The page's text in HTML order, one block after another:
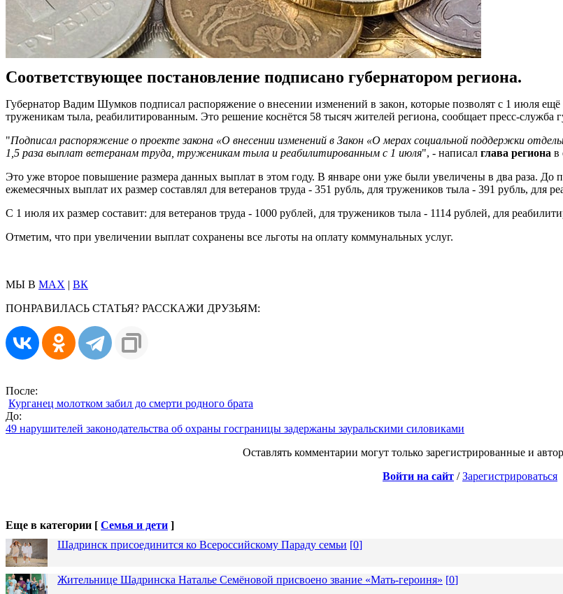
Соответствующее постановление подписано губернатором региона.
Губернатор Вадим Шумков подписал распоряжение о внесении изменений в закон, которые позволят с 1 июля ещё
труженикам тыла, реабилитированным. Это решение коснётся 58 тысяч жителей региона, сообщает пресс-служба
"Подписал распоряжение о проекте закона «О внесении изменений в Закон «О мерах социальной поддержки
1,5 раза выплат ветеранам труда, труженикам тыла и реабилитированным с 1 июля", - написал глава региона в
Это уже второе повышение размера данных выплат в этом году. В январе они уже были увеличены в два раза.
ежемесячных выплат их размер составлял для ветеранов труда - 351 рубль, для тружеников тыла - 391 рубль, для
С 1 июля их размер составит: для ветеранов труда - 1000 рублей, для тружеников тыла - 1114 рублей, для
Отметим, что при увеличении выплат сохранены все льготы на оплату коммунальных услуг.
МЫ В MAX | ВК
ПОНРАВИЛАСЬ СТАТЬЯ? РАССКАЖИ ДРУЗЬЯМ:
После:
Курганец молотком забил до смерти родного брата
До:
49 нарушителей законодательства об охраны госграницы задержаны зауральскими силовиками
Оставлять комментарии могут только зарегистрированные и
Войти на сайт /Зарегистрироваться
Еще в категории [ Семья и дети ]
Шадринск присоединится ко Всероссийскому Параду семьи [0]
Жительнице Шадринска Наталье Семёновой присвоено звание «Мать-героиня» [0]